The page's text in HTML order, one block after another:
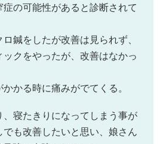
の可能性があると診断されて
鍼をしたが改善は見られず、
クをやったが、改善はなかっ
かる時に痛みがでてくる。
、寝たきりになってしまう事が
も改善したいと思い、娘さん